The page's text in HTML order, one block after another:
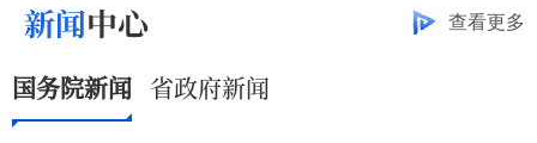
新闻中心 查看更多
国务院新闻 省政府新闻